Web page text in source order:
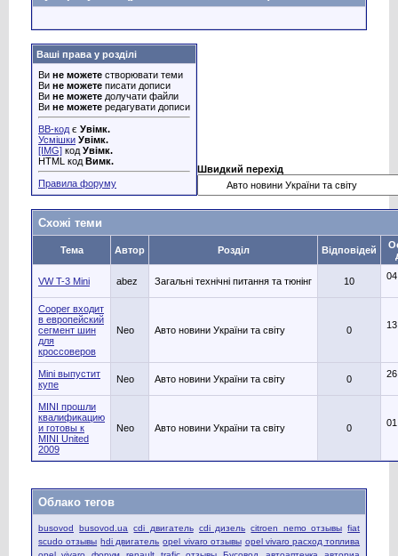
Ваші права у розділі
Ви не можете створювати теми
Ви не можете писати дописи
Ви не можете долучати файли
Ви не можете редагувати дописи
BB-код є Увімк.
Усмішки Увімк.
[IMG] код Увімк.
HTML код Вимк.
Правила форуму
Швидкий перехід
Схожі теми
Тема Автор Розділ Відповідей
VW T-3 Mini abez Загальні технічні питання та тюнінг 10
Cooper входит
в европейский
сегмент шин
для
кроссоверов
Neo Авто новини України та світу 0
Mini выпустит
купе
Neo Авто новини України та світу 0
MINI прошли
квалификацию
и готовы к
MINI United
2009
Neo Авто новини України та світу 0
Облако тегов
busovod busovod.ua cdi двигатель cdi дизель citroen nemo отзывы fiat
scudo отзывы hdi двигатель opel vivaro отзывы opel vivaro расход топлива